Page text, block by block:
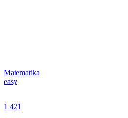
Matematika
easy
1 421